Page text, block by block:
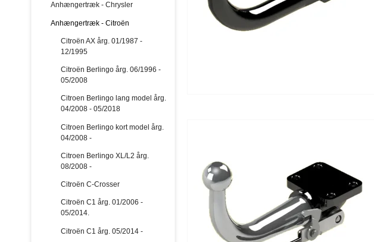
Anhængertræk - Chrysler
Anhængertræk - Citroën
Citroën AX årg. 01/1987 -
12/1995
Citroën Berlingo årg. 06/1996 -
05/2008
Citroen Berlingo lang model årg.
04/2008 - 05/2018
Citroen Berlingo kort model årg.
04/2008 -
Citroen Berlingo XL/L2 årg.
08/2008 -
Citroën C-Crosser
Citroën C1 årg. 01/2006 -
05/2014.
Citroën C1 årg. 05/2014 -